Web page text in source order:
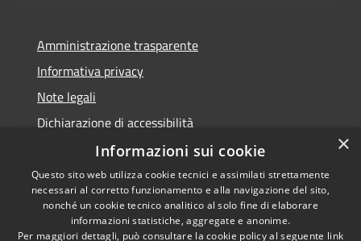
Amministrazione trasparente
Informativa privacy
Note legali
Dichiarazione di accessibilità
Accessibilità
Copyright © 2026 • Comune di
Cigole • Powered by
×
Informazioni sui cookie
Questo sito web utilizza cookie tecnici e assimilati strettamente
necessari al corretto funzionamento e alla navigazione del sito,
nonché un cookie tecnico analitico al solo fine di elaborare
informazioni statistiche, aggregate e anonime.
Per maggiori dettagli, può consultare la cookie policy al seguente link